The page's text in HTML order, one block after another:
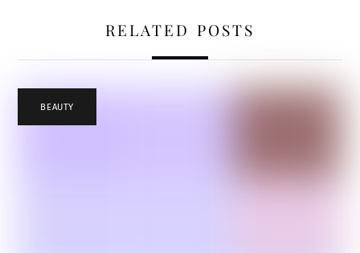
RELATED POSTS
BEAUTY